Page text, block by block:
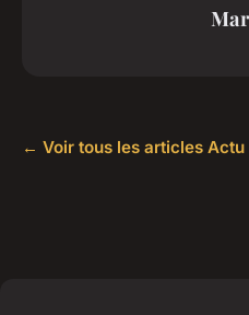
← Voir tous les articles Actu